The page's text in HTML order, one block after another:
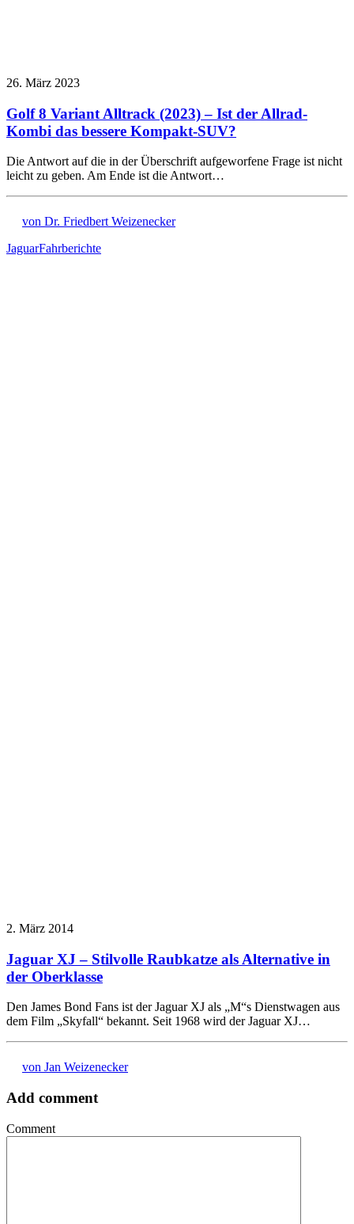
26. März 2023
Golf 8 Variant Alltrack (2023) – Ist der Allrad-
Kombi das bessere Kompakt-SUV?
Die Antwort auf die in der Überschrift aufgeworfene Frage ist nicht
leicht zu geben. Am Ende ist die Antwort…
von Dr. Friedbert Weizenecker
JaguarFahrberichte
2. März 2014
Jaguar XJ – Stilvolle Raubkatze als Alternative in
der Oberklasse
Den James Bond Fans ist der Jaguar XJ als „M“s Dienstwagen aus
dem Film „Skyfall“ bekannt. Seit 1968 wird der Jaguar XJ…
von Jan Weizenecker
Add comment
Comment